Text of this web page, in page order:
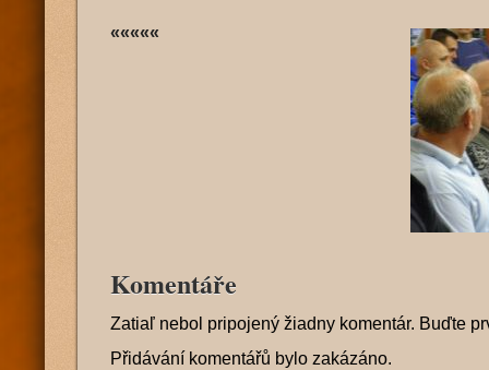
«««««
Komentáře
Zatiaľ nebol pripojený žiadny komentár. Buďte
Přidávání komentářů bylo zakázáno.